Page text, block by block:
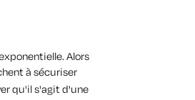
Alors
à sécuriser
qu'il s'agit d'une